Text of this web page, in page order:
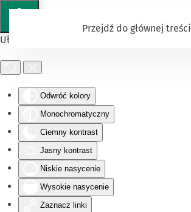
Ułatwienia dostępu
Odwróć kolory
Monochromatyczny
Ciemny kontrast
Jasny kontrast
Niskie nasycenie
Wysokie nasycenie
Zaznacz linki
Przejdź do głównej treści